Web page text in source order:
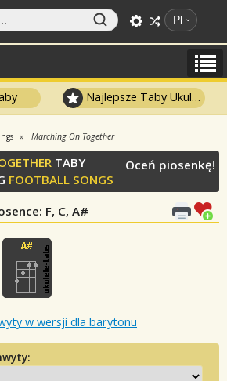
Pl
Najlepsze Taby Ukulele
Marching On Together
TABY
FOOTBALL SONGS
: F, C, A#
Oceń piosenkę!
w wersji dla barytonu